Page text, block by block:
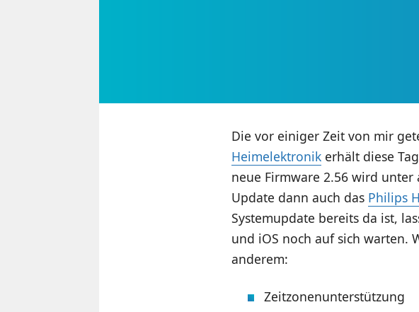
Die vor einiger Zeit von mir
Heimelektronikerhält diese
neue Firmware 2.56 wird
Update dann auch das Philips
Systemupdate bereits da ist,
und iOS noch auf sich warten.
anderem:
Zeitzonenunterstützung